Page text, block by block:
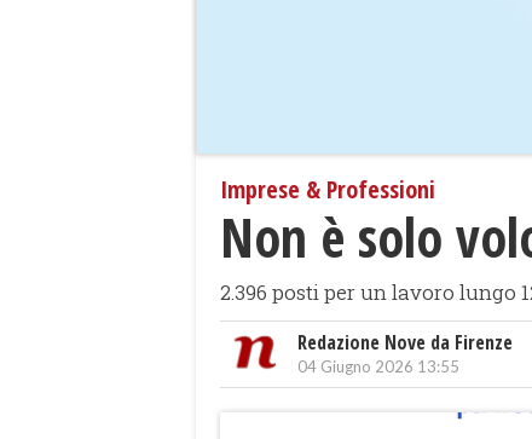
Imprese & Professioni
Non è solo
2.396 posti per un lavoro lungo
Redazione Nove da Firenze
04 Giugno 2026 13:55